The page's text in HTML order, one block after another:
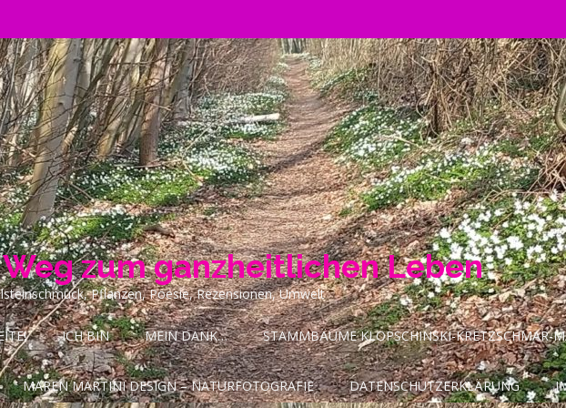
zum ganzheitlichen Leben
Pflanzen, Poesie, Rezensionen, Umwelt
ICH BIN MEIN DANK… STAMMBÄUME KLOPSCHINSKI-KRETZSCHMAR-
MAREN MARTINI DESIGN – NATURFOTOGRAFIE DATENSCHUTZERKLÄRUNG